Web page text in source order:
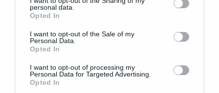
personal data.
Opted In
I want to opt-out of the Sale of my
Personal Data.
Opted In
I want to opt-out of processing my
Personal Data for Targeted Advertising.
Opted In
και τέτοιο που δεν φαντάζεστε…
Για κακούργημα και συμμετοχή σε
εγκληματική οργάνωση ο Νίκος
Χιωτάκης
-Έχω την αίσθηση ότι διευρύνεται ο κύκλος των
και την πολιτική απορρήτου